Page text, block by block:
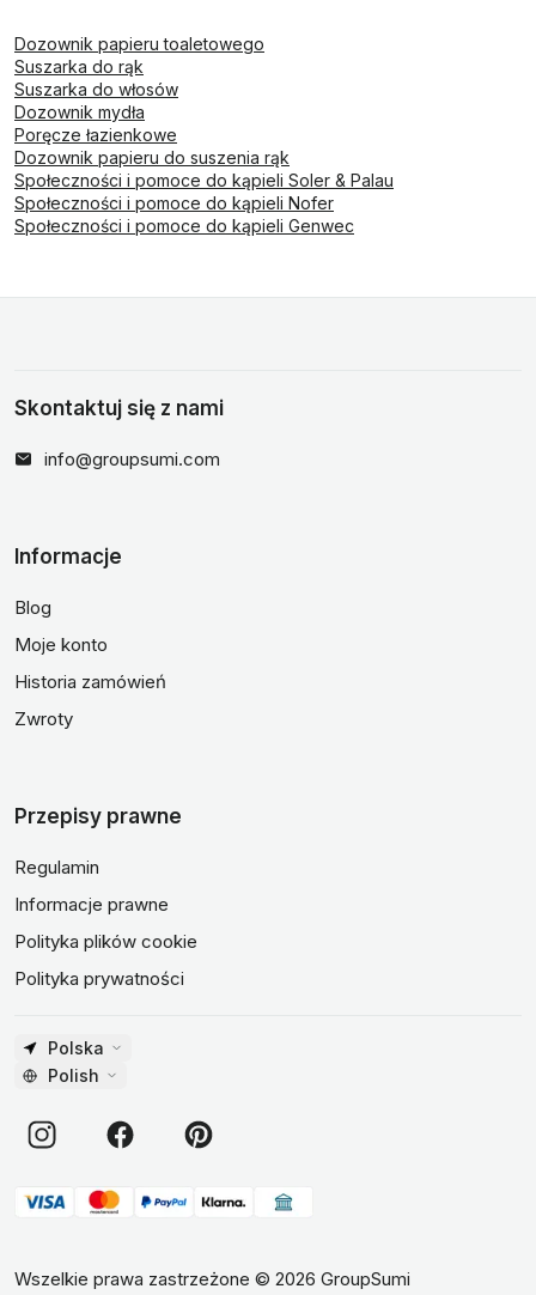
Dozownik papieru toaletowego
Suszarka do rąk
Suszarka do włosów
Dozownik mydła
Poręcze łazienkowe
Dozownik papieru do suszenia rąk
Społeczności i pomoce do kąpieli Soler & Palau
Społeczności i pomoce do kąpieli Nofer
Społeczności i pomoce do kąpieli Genwec
Skontaktuj się z nami
info@groupsumi.com
Informacje
Blog
Moje konto
Historia zamówień
Zwroty
Przepisy prawne
Regulamin
Informacje prawne
Polityka plików cookie
Polityka prywatności
Polska
Polish
Wszelkie prawa zastrzeżone © 2026 GroupSumi